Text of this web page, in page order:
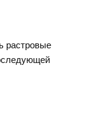
растровые